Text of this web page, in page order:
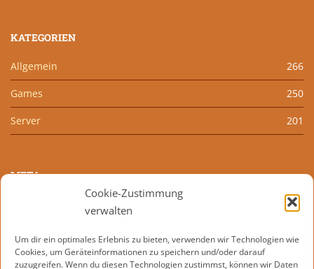
Cookie-Zustimmung
verwalten
Um dir ein optimales Erlebnis zu bieten, verwenden wir Technologien wie
Cookies, um Geräteinformationen zu speichern und/oder darauf
zuzugreifen. Wenn du diesen Technologien zustimmst, können wir Daten
KATEGORIEN
Allgemein 266
Games 250
Server 201
META
Kommentar-Feed